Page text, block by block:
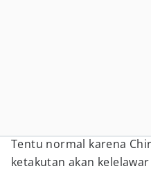
Tentu normal karena
ketakutan akan